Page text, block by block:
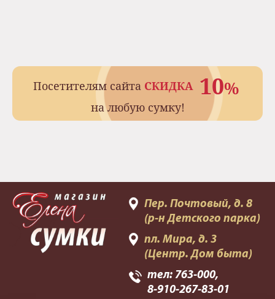
Посетителям сайта СКИДКА 10%
на любую сумку!
Пер. Почтовый, д. 8
(р-н Детского парка)
пл. Мира, д. 3
(Центр. Дом быта)
тел: 763-000,
8-910-267-83-01